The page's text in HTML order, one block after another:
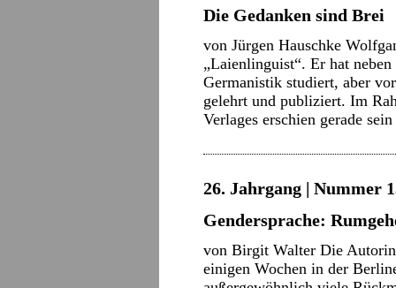
Die Gedanken sind Brei
von Jürgen Hauschke
„Laienlinguist“. Er hat
Germanistik studiert, aber
gelehrt und publiziert. Im
Verlages erschien gerade
26. Jahrgang | Nummer
Gendersprache:
von Birgit Walter Die
einigen Wochen in der